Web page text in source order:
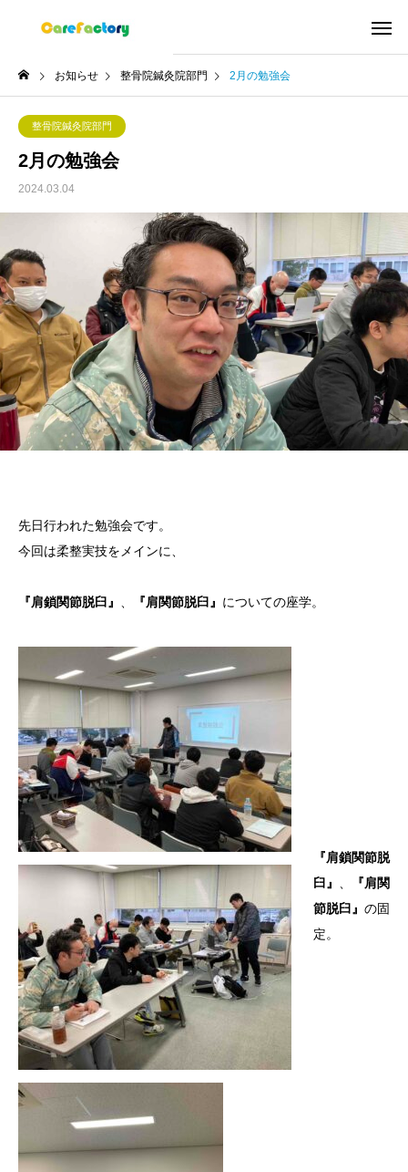
お知らせ 整骨院鍼灸院部門 2月の勉強会
整骨院鍼灸院部門
2月の勉強会
2024.03.04
先日行われた勉強会です。
今回は柔整実技をメインに、
『肩鎖関節脱臼』 『肩関節脱臼』 についての座学。
『肩鎖関節脱
臼』
『肩関
節脱臼』 の固
定。